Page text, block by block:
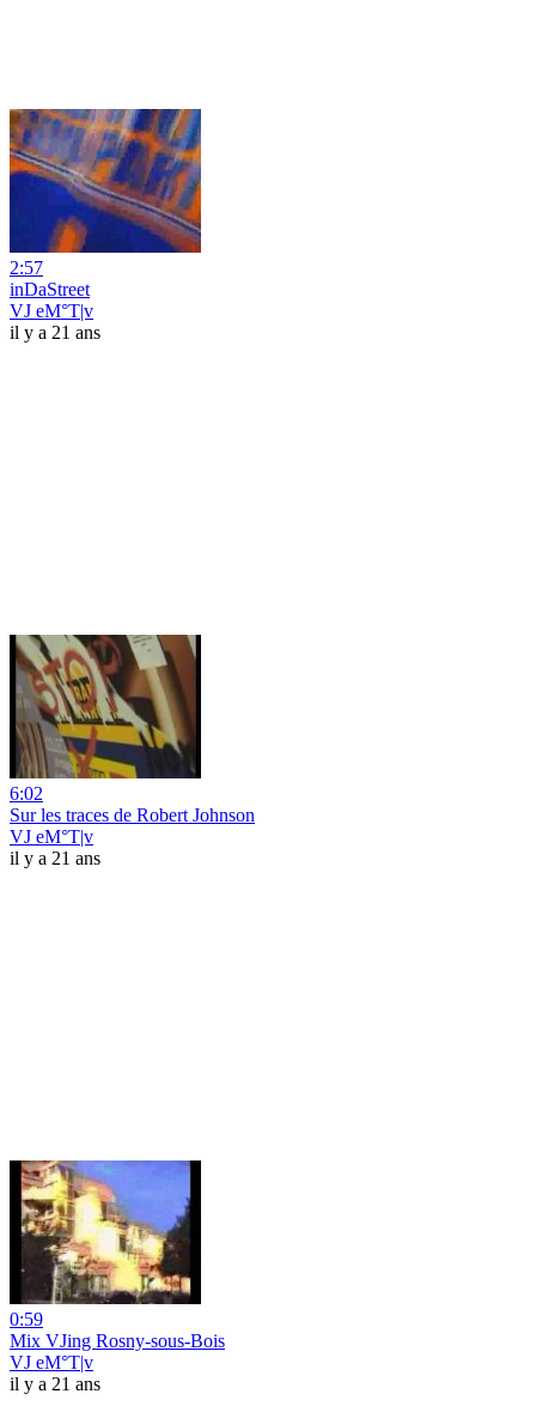
2:57
inDaStreet
VJ eM°T|v
il y a 21 ans
6:02
Sur les traces de Robert Johnson
VJ eM°T|v
il y a 21 ans
0:59
Mix VJing Rosny-sous-Bois
VJ eM°T|v
il y a 21 ans